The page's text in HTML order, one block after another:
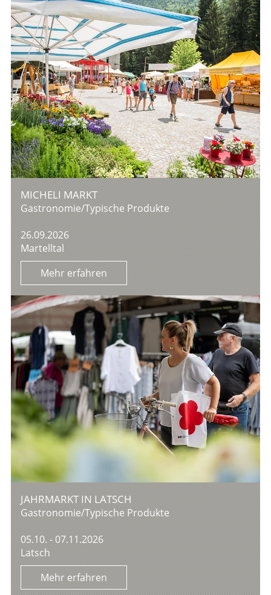
MICHELI MARKT
Gastronomie/Typische Produkte
26.09.2026
Martelltal
Mehr erfahren
JAHRMARKT IN LATSCH
Gastronomie/Typische Produkte
05.10. - 07.11.2026
Latsch
Mehr erfahren